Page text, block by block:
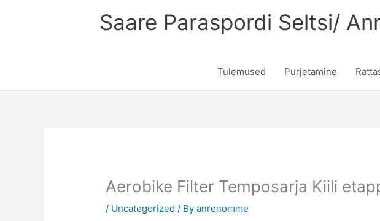
Saare Paraspordi Seltsi/
Tulemused Purjetamine
Aerobike Filter Temposarja Kiili
/ Uncategorized / Byanrenomme